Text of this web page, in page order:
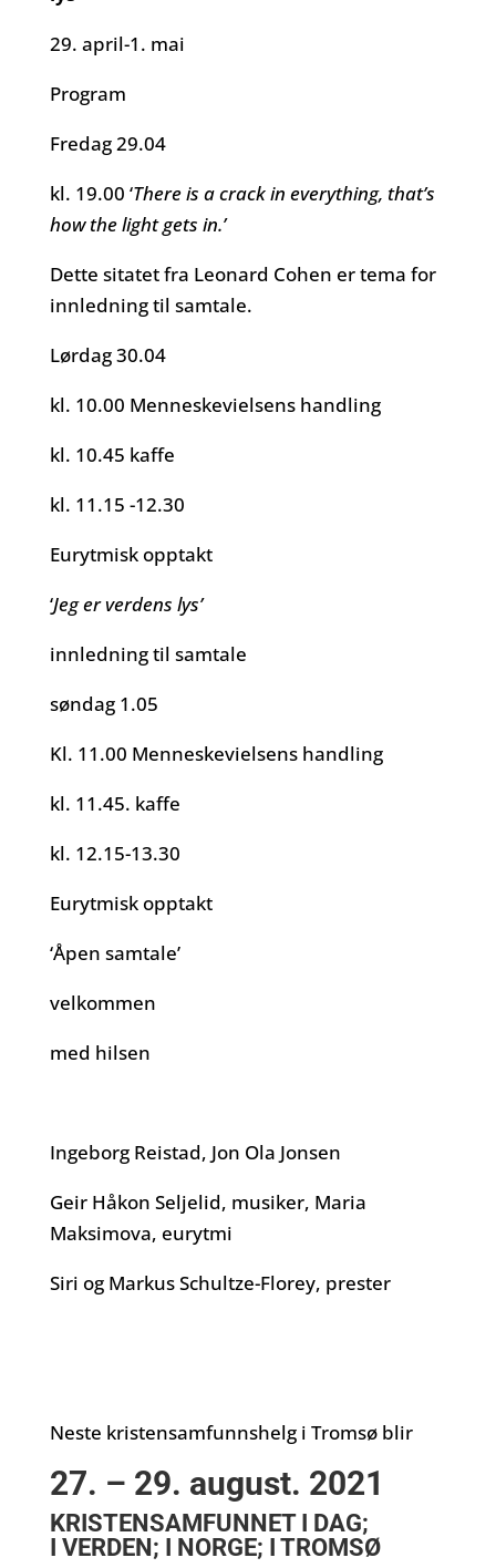
29. april-1. mai
Program
Fredag 29.04
kl. 19.00 ‘There is a crack in everything, that’s
how the light gets in.’
Dette sitatet fra Leonard Cohen er tema for
innledning til samtale.
Lørdag 30.04
kl. 10.00 Menneskevielsens handling
kl. 10.45 kaffe
kl. 11.15 -12.30
Eurytmisk opptakt
‘Jeg er verdens lys’
innledning til samtale
søndag 1.05
Kl. 11.00 Menneskevielsens handling
kl. 11.45. kaffe
kl. 12.15-13.30
Eurytmisk opptakt
‘Åpen samtale’
velkommen
med hilsen
Ingeborg Reistad, Jon Ola Jonsen
Geir Håkon Seljelid, musiker, Maria
Maksimova, eurytmi
Siri og Markus Schultze-Florey, prester
Neste kristensamfunnshelg i Tromsø blir
27. – 29. august. 2021
KRISTENSAMFUNNET I DAG;
I VERDEN; I NORGE; I TROMSØ